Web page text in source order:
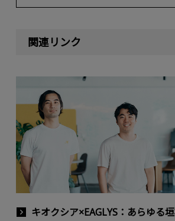
関連リンク
キオクシア×EAGLYS：あらゆる